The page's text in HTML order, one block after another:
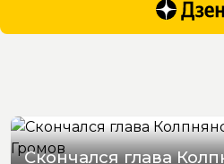
Скончался глава